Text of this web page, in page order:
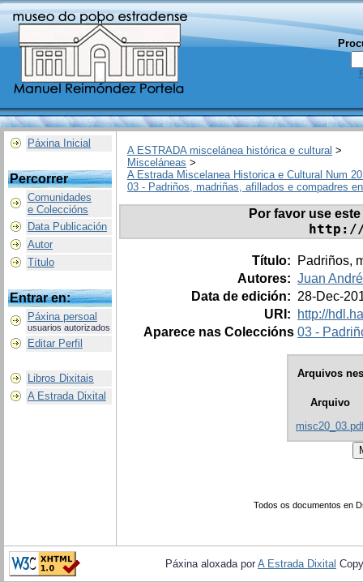
Páxina Inicial
Percorrer
Comunidades
e Coleccións
Data Publicación
Autor
Título
Entrar en:
Páxina persoal
usuarios autorizados
Editar Perfil
Libros Dixitais
A Estrada Dixital
A ESTRADA miscelánea histórica e cultural >
Misceláneas >
A Estrada Miscelanea Historica e Cultural Num
03 - Padriños, madriñas, afillados e compadres
Por favor use
http://
Título:
Padriños,
Autores: Juan
Data de edición: 28-Dec-
URI:
http://
Aparece nas Coleccións 03 -
Arquivos
Arquivo
Todos os documentos en
Páxina aloxada por A Estrada Dixital